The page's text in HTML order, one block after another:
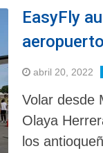
EasyFly
abril 20, 2022
Volar desde
Olaya
los